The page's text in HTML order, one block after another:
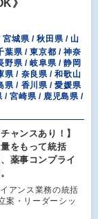
》
城県 / 秋田県 / 山
葉県 / 東京都 / 神奈
野県 / 岐阜県 / 静岡
県 / 奈良県 / 和歌山
県 / 香川県 / 愛媛県
/ 宮崎県 / 鹿児島県 /
ャンスあり！】
をもって統括
薬事コンプライ
アンス業務の統括
案・リーダーシッ